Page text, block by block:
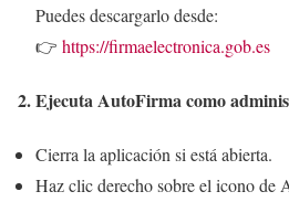
Puedes descargarlo desde:
👉 https://firmaelectronica.gob.es
2.Ejecuta AutoFirma como
Cierra la aplicación si está abierta.
Haz clic derecho sobre el icono de